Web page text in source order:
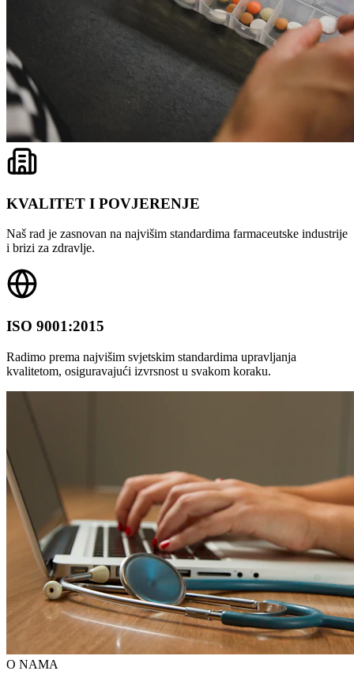
KVALITET I POVJERENJE
Naš rad je zasnovan na najvišim standardima farmaceutske industrije
i brizi za zdravlje.
ISO 9001:2015
Radimo prema najvišim svjetskim standardima upravljanja
kvalitetom, osiguravajući izvrsnost u svakom koraku.
O NAMA